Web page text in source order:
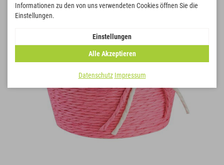
Informationen zu den von uns verwendeten Cookies öffnen Sie die
Einstellungen.
Einstellungen
Alle Akzeptieren
Datenschutz Impressum